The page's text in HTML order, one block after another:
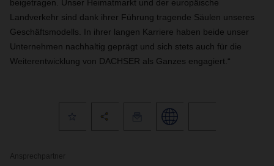
beigetragen. Unser Heimatmarkt und der europäische
Landverkehr sind dank ihrer Führung tragende Säulen unseres
Geschäftsmodells. In ihrer langen Karriere haben beide unser
Unternehmen nachhaltig geprägt und sich stets auch für die
Weiterentwicklung von DACHSER als Ganzes engagiert.“
Ansprechpartner